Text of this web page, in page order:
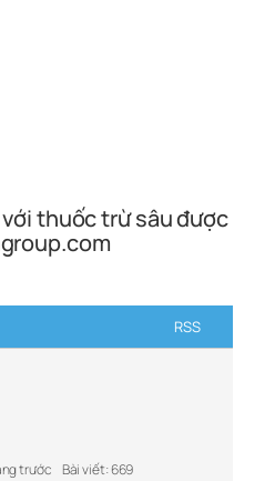
thuốc trừ sâu được
RSS
trước Bài viết: 669